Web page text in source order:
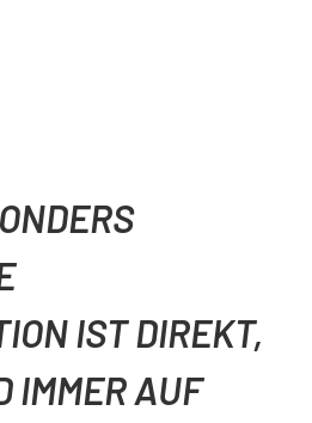
IST DIREKT,
IMMER AUF